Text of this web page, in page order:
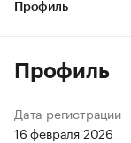
Профиль
Профиль
Дата регистрации
16 февраля 2026